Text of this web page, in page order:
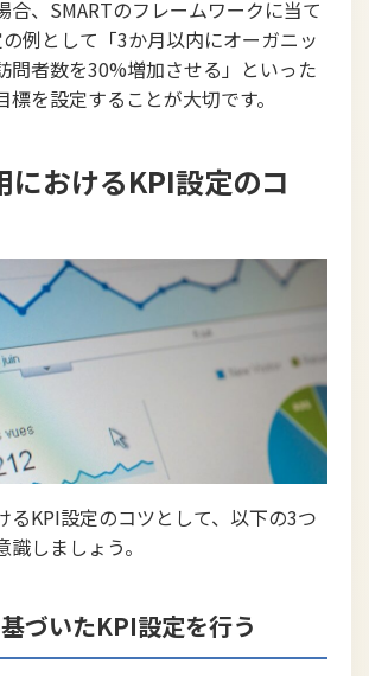
合、SMARTのフレームワークに当て
例として「3か月以内にオーガニッ
問者数を30%増加させる」といった
標を設定することが大切です。
におけるKPI設定のコ
るKPI設定のコツとして、以下の3つ
しましょう。
づいたKPI設定を行う